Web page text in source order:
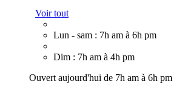
Voir tout
Lun - sam : 7h am à 6h pm
Dim : 7h am à 4h pm
Ouvert aujourd'hui de 7h am à 6h pm